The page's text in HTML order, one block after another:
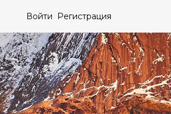
Войти Регистрация